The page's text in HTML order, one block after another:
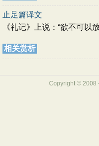
止足篇译文
《礼记》上说：“欲不可以
相关赏析
Copyright © 2008